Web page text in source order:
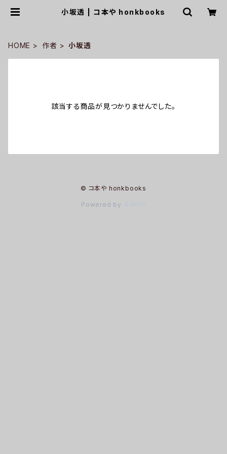
小坂透 | コ本や honkbooks
HOME 作者 小坂透
該当する商品が見つかりませんでした。
© コ本や honkbooks
Powered by